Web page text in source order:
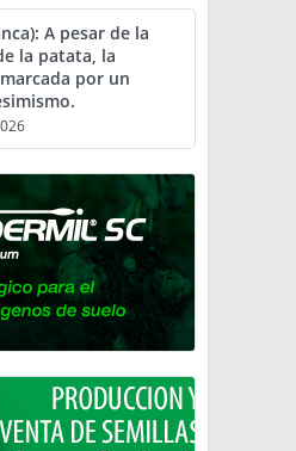
A pesar de la
la patata, la
por un